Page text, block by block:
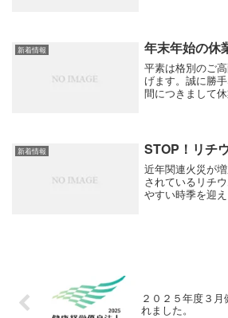
げます。
新着情報 年末年始の休
平素は格別のご
げます。誠に勝
間につきまして
新着情報 STOP！リチ
近年関連火災が
されているリチ
やすい時季を迎
２０２５年度３
れました。